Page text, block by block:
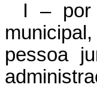
I – por
pessoa